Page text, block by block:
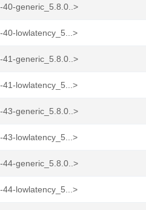
40-generic_5.8.0..>
lowlatency_5...>
41-generic_5.8.0..>
lowlatency_5...>
43-generic_5.8.0..>
lowlatency_5...>
44-generic_5.8.0..>
lowlatency_5...>